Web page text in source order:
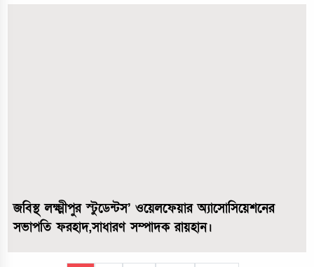
জবিস্থ লক্ষ্মীপুর স্টুডেন্টস’ ওয়েলফেয়ার অ্যাসোসিয়েশনের
সভাপতি ফরহাদ,সাধারণ সম্পাদক রায়হান।